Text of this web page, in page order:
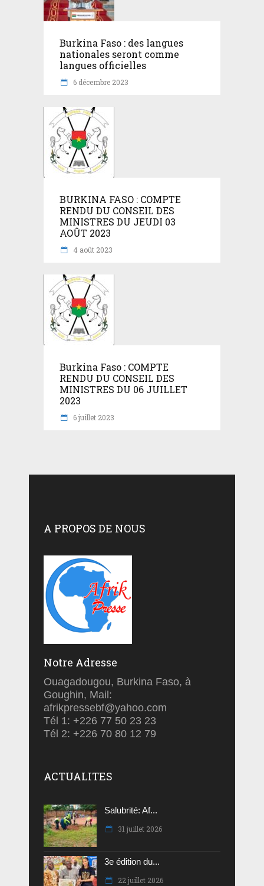
Burkina Faso : des langues
nationales seront comme
langues officielles
6 décembre 2023
BURKINA FASO : COMPTE
RENDU DU CONSEIL DES
MINISTRES DU JEUDI 03
AOÛT 2023
4 août 2023
Burkina Faso : COMPTE
RENDU DU CONSEIL DES
MINISTRES DU 06 JUILLET
2023
6 juillet 2023
A PROPOS DE NOUS
Notre Adresse
Ouagadougou, Burkina Faso, à
Goughin, Mail:
afrikpressebf@yahoo.com
Tél 1: +226 77 50 23 23
Tél 2: +226 70 80 12 79
ACTUALITES
Salubrité: Af...
31 juillet 2026
3e édition du...
22 juillet 2026